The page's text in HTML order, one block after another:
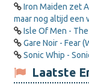
Iron Maiden zet
maar nog altijd een
Isle Of Men -
Gare Noir - Fear
Sonic Whip -
Laatste